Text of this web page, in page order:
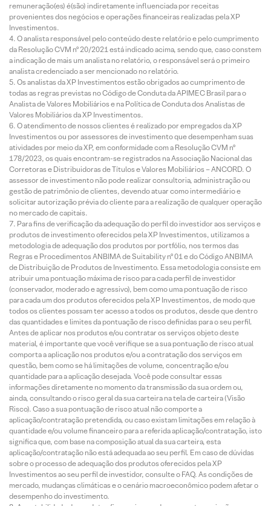
remuneração(es) é(são) indiretamente influenciada por receitas
provenientes dos negócios e operações financeiras realizadas pela XP
Investimentos.
O analista responsável pelo conteúdo deste relatório e pelo cumprimento
da Resolução CVM nº 20/2021 está indicado acima, sendo que, caso constem
a indicação de mais um analista no relatório, o responsável será o primeiro
analista credenciado a ser mencionado no relatório.
Os analistas da XP Investimentos estão obrigados ao cumprimento de
todas as regras previstas no Código de Conduta da APIMEC Brasil para o
Analista de Valores Mobiliários e na Política de Conduta dos Analistas de
Valores Mobiliários da XP Investimentos.
O atendimento de nossos clientes é realizado por empregados da XP
Investimentos ou por assessores de investimento que desempenham suas
atividades por meio da XP, em conformidade com a Resolução CVM nº
178/2023, os quais encontram-se registrados na Associação Nacional das
Corretoras e Distribuidoras de Títulos e Valores Mobiliários – ANCORD. O
assessor de investimento não pode realizar consultoria, administração ou
gestão de patrimônio de clientes, devendo atuar como intermediário e
solicitar autorização prévia do cliente para a realização de qualquer operação
no mercado de capitais.
Para fins de verificação da adequação do perfil do investidor aos serviços e
produtos de investimento oferecidos pela XP Investimentos, utilizamos a
metodologia de adequação dos produtos por portfólio, nos termos das
Regras e Procedimentos ANBIMA de Suitability nº 01 e do Código ANBIMA
de Distribuição de Produtos de Investimento. Essa metodologia consiste em
atribuir uma pontuação máxima de risco para cada perfil de investidor
(conservador, moderado e agressivo), bem como uma pontuação de risco
para cada um dos produtos oferecidos pela XP Investimentos, de modo que
todos os clientes possam ter acesso a todos os produtos, desde que dentro
das quantidades e limites da pontuação de risco definidas para o seu perfil.
Antes de aplicar nos produtos e/ou contratar os serviços objeto deste
material, é importante que você verifique se a sua pontuação de risco atual
comporta a aplicação nos produtos e/ou a contratação dos serviços em
questão, bem como se há limitações de volume, concentração e/ou
quantidade para a aplicação desejada. Você pode consultar essas
informações diretamente no momento da transmissão da sua ordem ou,
ainda, consultando o risco geral da sua carteira na tela de carteira (Visão
Risco). Caso a sua pontuação de risco atual não comporte a
aplicação/contratação pretendida, ou caso existam limitações em relação à
quantidade e/ou volume financeiro para a referida aplicação/contratação, isto
significa que, com base na composição atual da sua carteira, esta
aplicação/contratação não está adequada ao seu perfil. Em caso de dúvidas
sobre o processo de adequação dos produtos oferecidos pela XP
Investimentos ao seu perfil de investidor, consulte o FAQ. As condições de
mercado, mudanças climáticas e o cenário macroeconômico podem afetar o
desempenho do investimento.